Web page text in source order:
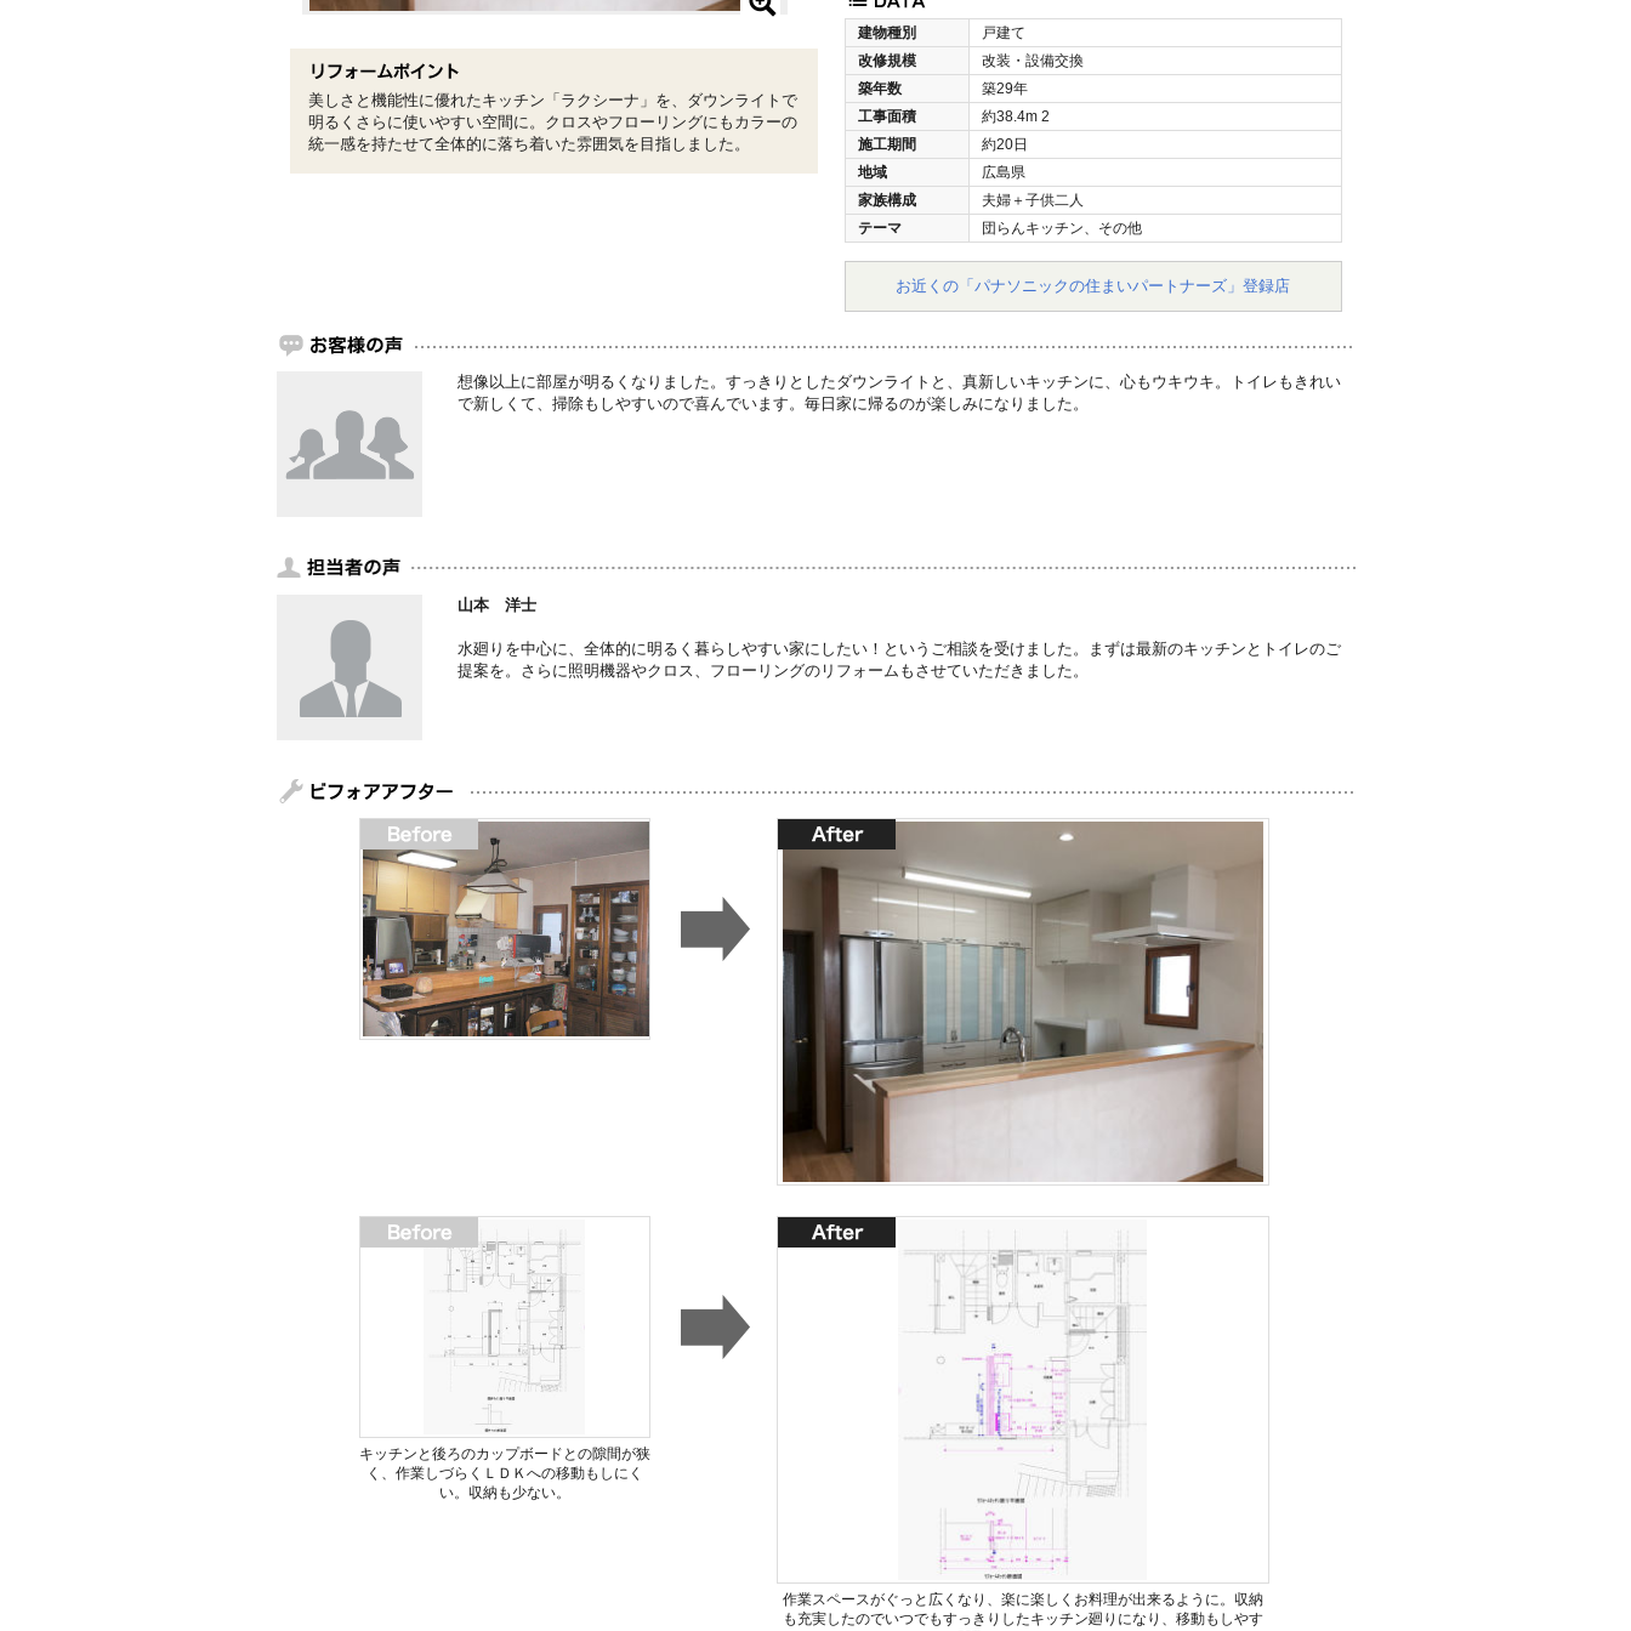
建物種別
戸建て
改修規模
改装・設備交換
築年数
築29年
工事面積
約38.4m 2
施工期間
約20日
地域
広島県
家族構成
夫婦＋子供二人
テーマ
団らんキッチン、その他
お近くの「パナソニックの住まいパートナーズ」登録店
美しさと機能性に優れたキッチン「ラクシーナ」を、ダウンライトで
明るくさらに使いやすい空間に。クロスやフローリングにもカラーの
統一感を持たせて全体的に落ち着いた雰囲気を目指しました。
想像以上に部屋が明るくなりました。すっきりとしたダウンライトと、真新しいキッチンに、心もウキウキ。トイレもきれい
で新しくて、掃除もしやすいので喜んでいます。毎日家に帰るのが楽しみになりました。
山本 洋士
水廻りを中心に、全体的に明るく暮らしやすい家にしたい！というご相談を受けました。まずは最新のキッチンとトイレのご
提案を。さらに照明機器やクロス、フローリングのリフォームもさせていただきました。
キッチンと後ろのカップボードとの隙間が狭
く、作業しづらくＬＤＫへの移動もしにく
い。収納も少ない。
作業スペースがぐっと広くなり、楽に楽しくお料理が出来るように。収納
も充実したのでいつでもすっきりしたキッチン廻りになり、移動もしやす